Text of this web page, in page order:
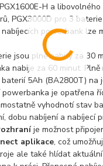
H a
PGX3000D pro 3 baterie
powerbank lze
jsou plně nabity za 30
nabije za 60 minut.
5Ah (BA2800T) na
powerbanka je opatřena
vyhodnotí stav
dobu nabíjení a nabíjecí
je možnost
aplikace, což
ale také hlídat